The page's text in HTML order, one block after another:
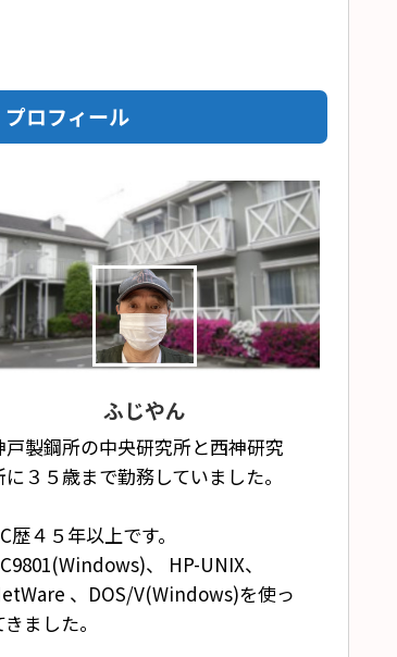
プロフィール
ふじやん
戸製鋼所の中央研究所と西神研究
に３５歳まで勤務していました。
歴４５年以上です。
、 HP-UNIX、
、DOS/V(Windows)を使っ
きました。